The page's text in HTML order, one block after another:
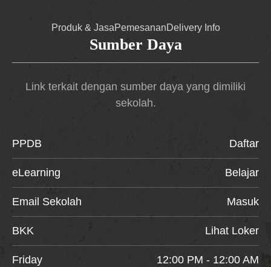
Produk & JasaPemesananDelivery Info
Sumber Daya
Link terkait dengan sumber daya yang dimiliki
sekolah.
PPDB Daftar
eLearning Belajar
Email Sekolah Masuk
BKK Lihat Loker
Friday 12:00 PM - 12:00 AM